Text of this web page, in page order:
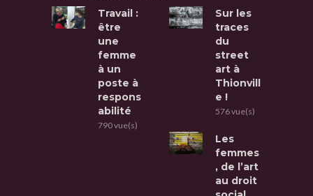
Travail :
être
une
femme
à un
poste à
respons
abilité
790 vue(s)
Sur les
traces
du
street
art à
Thionvill
e !
576 vue(s)
Les
femmes
, de l’art
au droit